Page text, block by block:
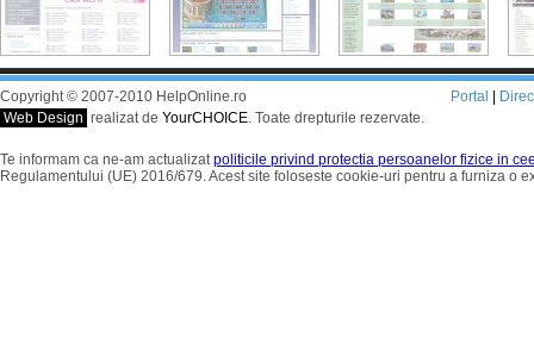
Copyright © 2007-2010 HelpOnline.ro
Web Design realizat de YourCHOICE. Toate drepturile rezervate.
Portal
Te informam ca ne-am actualizatpoliticile privind protectia persoanelor fizice in
Regulamentului (UE) 2016/679. Acest site foloseste cookie-uri pentru a furniza o